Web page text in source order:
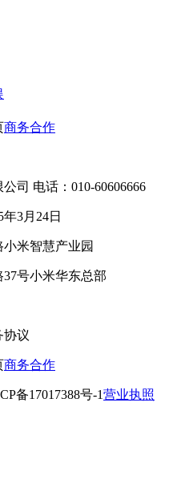
商务合作
司 电话：010-60606666
3月24日
米智慧产业园
号小米华东总部
协议
商务合作
备17017388号-1营业执照